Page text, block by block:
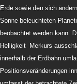
Erde sowie den sich
Sonne beleuchteten
beobachtet werden kann.
Helligkeit Merkurs
innerhalb der Erdbahn
Positionsveränderungen